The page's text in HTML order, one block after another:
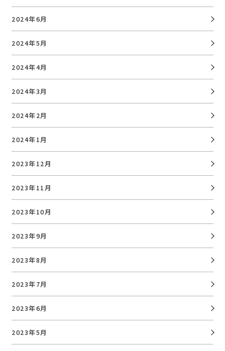
2024年6月
2024年5月
2024年4月
2024年3月
2024年2月
2024年1月
2023年12月
2023年11月
2023年10月
2023年9月
2023年8月
2023年7月
2023年6月
2023年5月